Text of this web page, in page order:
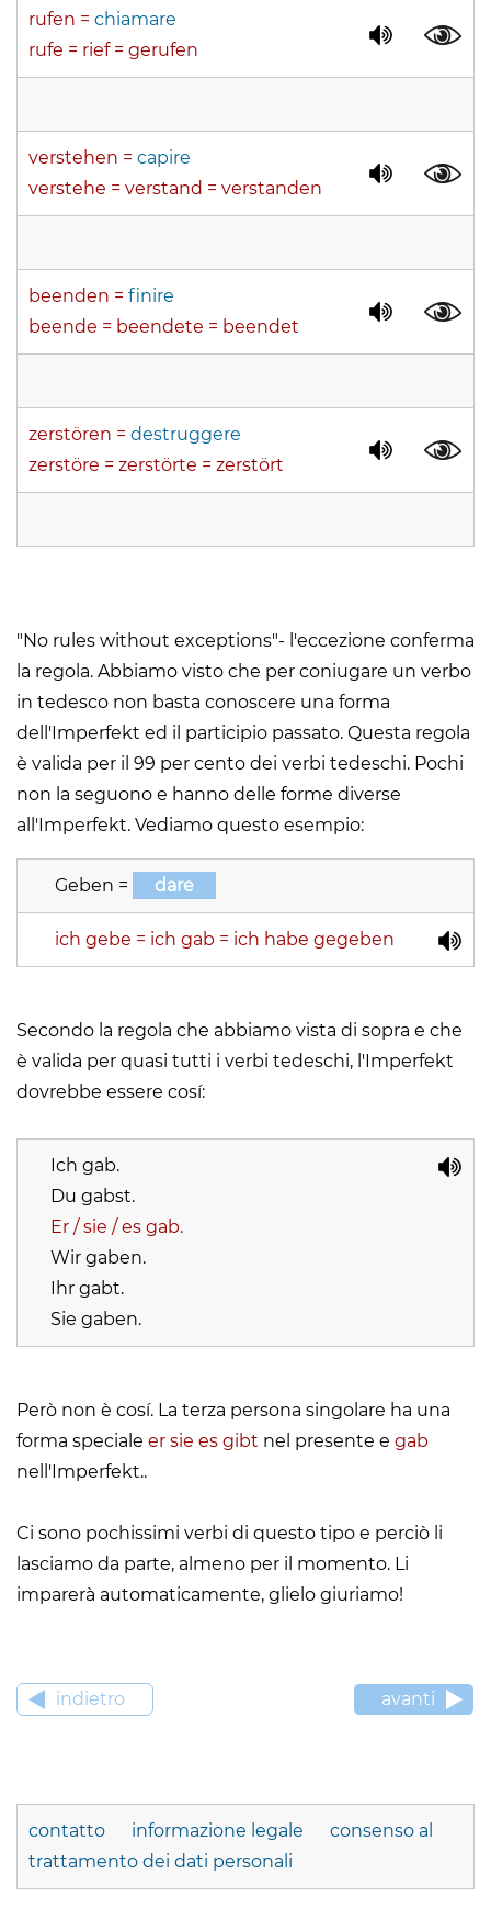
rufen = chiamare
rufe = rief = gerufen
verstehen = capire
verstehe = verstand = verstanden
beenden = finire
beende = beendete = beendet
zerstören = destruggere
zerstöre = zerstörte = zerstört
"No rules without exceptions"- l'eccezione conferma
la regola. Abbiamo visto che per coniugare un verbo
in tedesco non basta conoscere una forma
dell'Imperfekt ed il participio passato. Questa regola
è valida per il 99 per cento dei verbi tedeschi. Pochi
non la seguono e hanno delle forme diverse
all'Imperfekt. Vediamo questo esempio:
Geben = dare
ich gebe = ich gab = ich habe gegeben
Secondo la regola che abbiamo vista di sopra e che
è valida per quasi tutti i verbi tedeschi, l'Imperfekt
dovrebbe essere cosí:
Ich gab.
Du gabst.
Er / sie / es gab.
Wir gaben.
Ihr gabt.
Sie gaben.
Però non è cosí. La terza persona singolare ha una
forma speciale er sie es gibt nel presente e gab
nell'Imperfekt..
Ci sono pochissimi verbi di questo tipo e perciò li
lasciamo da parte, almeno per il momento. Li
imparerà automaticamente, glielo giuriamo!
indietro avanti
contatto informazione legale
consenso al
trattamento dei dati personali